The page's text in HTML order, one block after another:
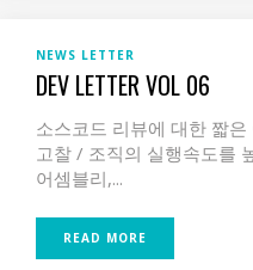
NEWS LETTER
DEV LETTER VOL 06
소스코드 리뷰에 대한 짧
고찰 / 조직의 실행속도를
어셈블리,...
READ MORE